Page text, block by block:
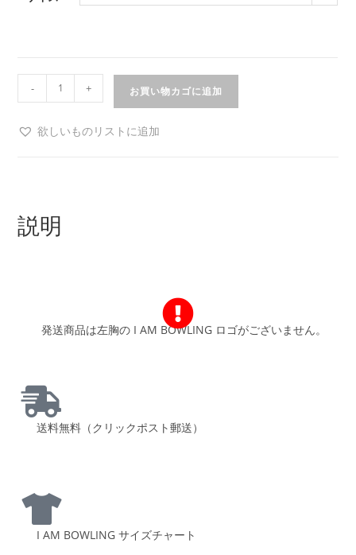
- + お買い物カゴに追加
欲しいものリストに追加
説明
発送商品は左胸の I AM BOWLING ロゴがございません。
送料無料（クリックポスト郵送）
I AM BOWLING サイズチャート